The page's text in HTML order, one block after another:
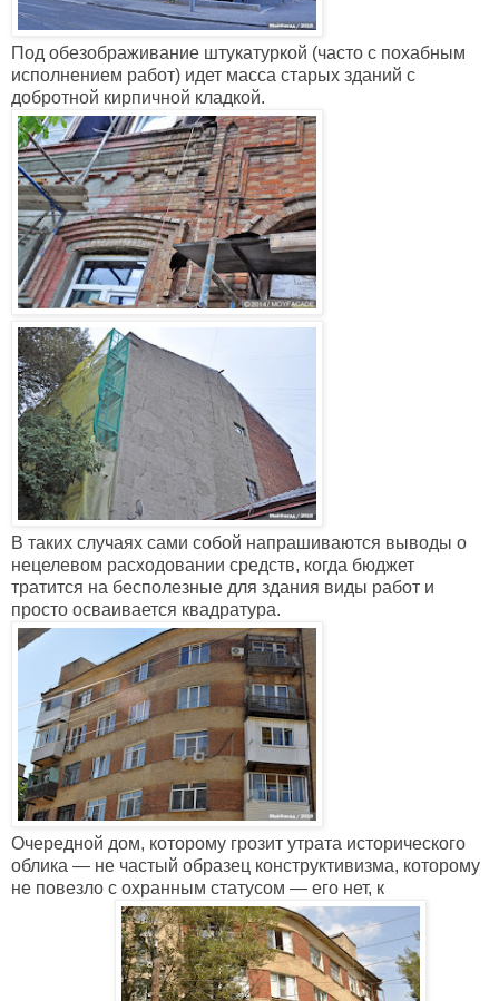
Под обезображивание штукатуркой (часто с похабным
исполнением работ) идет масса старых зданий с
добротной кирпичной кладкой.
В таких случаях сами собой напрашиваются выводы о
нецелевом расходовании средств, когда бюджет
тратится на бесполезные для здания виды работ и
просто осваивается квадратура.
Очередной дом, которому грозит утрата исторического
облика — не частый образец конструктивизма, которому
не повезло с охранным статусом — его нет, к